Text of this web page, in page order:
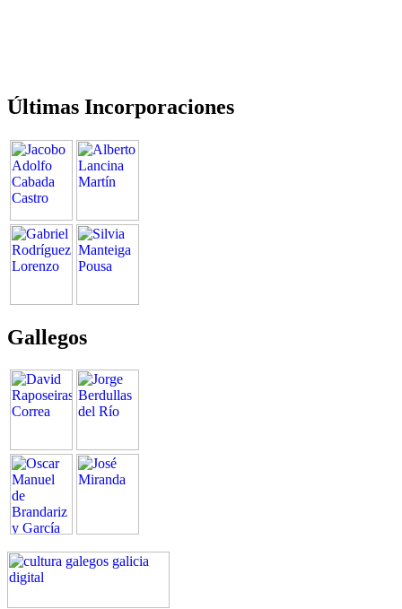
Últimas Incorporaciones
Gallegos